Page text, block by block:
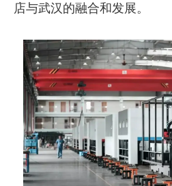
店与武汉的融合和发展。